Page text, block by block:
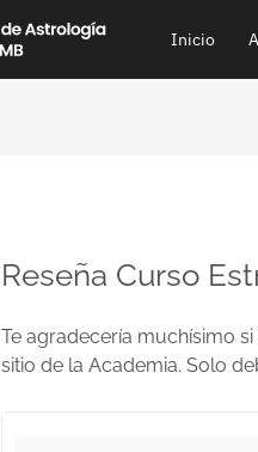
Inicio
Reseña Curso
Te agradecería muchísimo
sitio de la Academia. Solo